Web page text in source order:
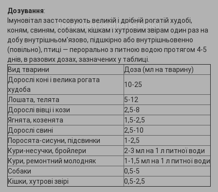
The contentcould not be loaded.
Дозування:
Імуновітал застосовують великій і дрібній рогатій худобі,
коням, свиням, собакам, кішкам і хутровим звірам один раз на
добу внутрішньом'язово, підшкірно або внутрішньовенно
(повільно), птиці — перорально з питною водою протягом 4-5
днів, в разових дозах, зазначених у таблиці.
Вид тварини
Доза (мл на тварину)
Дорослі коні і велика рогата
худоба
10-25
Лошата, телята
5-12
Дорослі вівці і кози
2,5-8
Ягнята, козенята
1,5-2,5
Дорослі свині
2,5-10
Поросята-сисуни, підсвинки
1-2,5
Кури-несучки, бройлери
2-3 мл на 1 л питної води
Кури, ремонтний молодняк
1-1,5 мл на 1 л питної води
Собаки
0,5-5
Кішки, хутрові звірі
0,5-2,5